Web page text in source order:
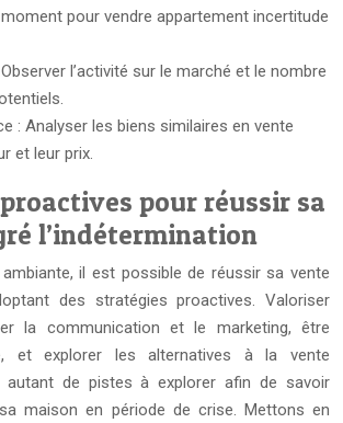
pour vendre appartement incertitude
l’activité sur le marché et le nombre
: Analyser les biens similaires en vente
et leur prix.
pour réussir sa
l’indétermination
il est possible de réussir sa vente
des stratégies proactives. Valoriser
la communication et le marketing, être
et explorer les alternatives à la vente
autant de pistes à explorer afin de savoir
maison en période de crise. Mettons en